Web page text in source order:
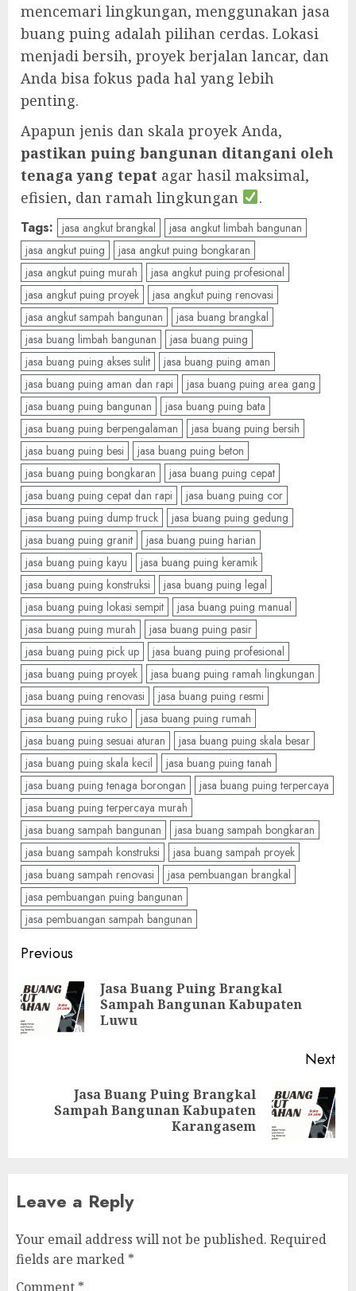
mencemari lingkungan, menggunakan jasa
buang puing adalah pilihan cerdas. Lokasi
menjadi bersih, proyek berjalan lancar, dan
Anda bisa fokus pada hal yang lebih
penting.
Apapun jenis dan skala proyek Anda,
pastikan puing bangunan ditangani oleh
tenaga yang tepat agar hasil maksimal,
efisien, dan ramah lingkungan
.
Tags: jasa angkut brangkal
jasa angkut limbah bangunan
jasa angkut puing
jasa angkut puing bongkaran
jasa angkut puing murah
jasa angkut puing profesional
jasa angkut puing proyek
jasa angkut puing renovasi
jasa angkut sampah bangunan
jasa buang brangkal
jasa buang limbah bangunan
jasa buang puing
jasa buang puing akses sulit
jasa buang puing aman
jasa buang puing aman dan rapi
jasa buang puing area gang
jasa buang puing bangunan
jasa buang puing bata
jasa buang puing berpengalaman
jasa buang puing bersih
jasa buang puing besi
jasa buang puing beton
jasa buang puing bongkaran
jasa buang puing cepat
jasa buang puing cepat dan rapi
jasa buang puing cor
jasa buang puing dump truck
jasa buang puing gedung
jasa buang puing granit
jasa buang puing harian
jasa buang puing kayu
jasa buang puing keramik
jasa buang puing konstruksi
jasa buang puing legal
jasa buang puing lokasi sempit
jasa buang puing manual
jasa buang puing murah
jasa buang puing pasir
jasa buang puing pick up
jasa buang puing profesional
jasa buang puing proyek
jasa buang puing ramah lingkungan
jasa buang puing renovasi
jasa buang puing resmi
jasa buang puing ruko
jasa buang puing rumah
jasa buang puing sesuai aturan
jasa buang puing skala besar
jasa buang puing skala kecil
jasa buang puing tanah
jasa buang puing tenaga borongan
jasa buang puing terpercaya
jasa buang puing terpercaya murah
jasa buang sampah bangunan
jasa buang sampah bongkaran
jasa buang sampah konstruksi
jasa buang sampah proyek
jasa buang sampah renovasi
jasa pembuangan brangkal
jasa pembuangan puing bangunan
jasa pembuangan sampah bangunan
Continue
Reading
Previous
Jasa Buang Puing Brangkal
Sampah Bangunan Kabupaten
Luwu
Next
Jasa Buang Puing Brangkal
Sampah Bangunan Kabupaten
Karangasem
Leave a Reply
Your email address will not be published. Required
fields are marked *
Comment *